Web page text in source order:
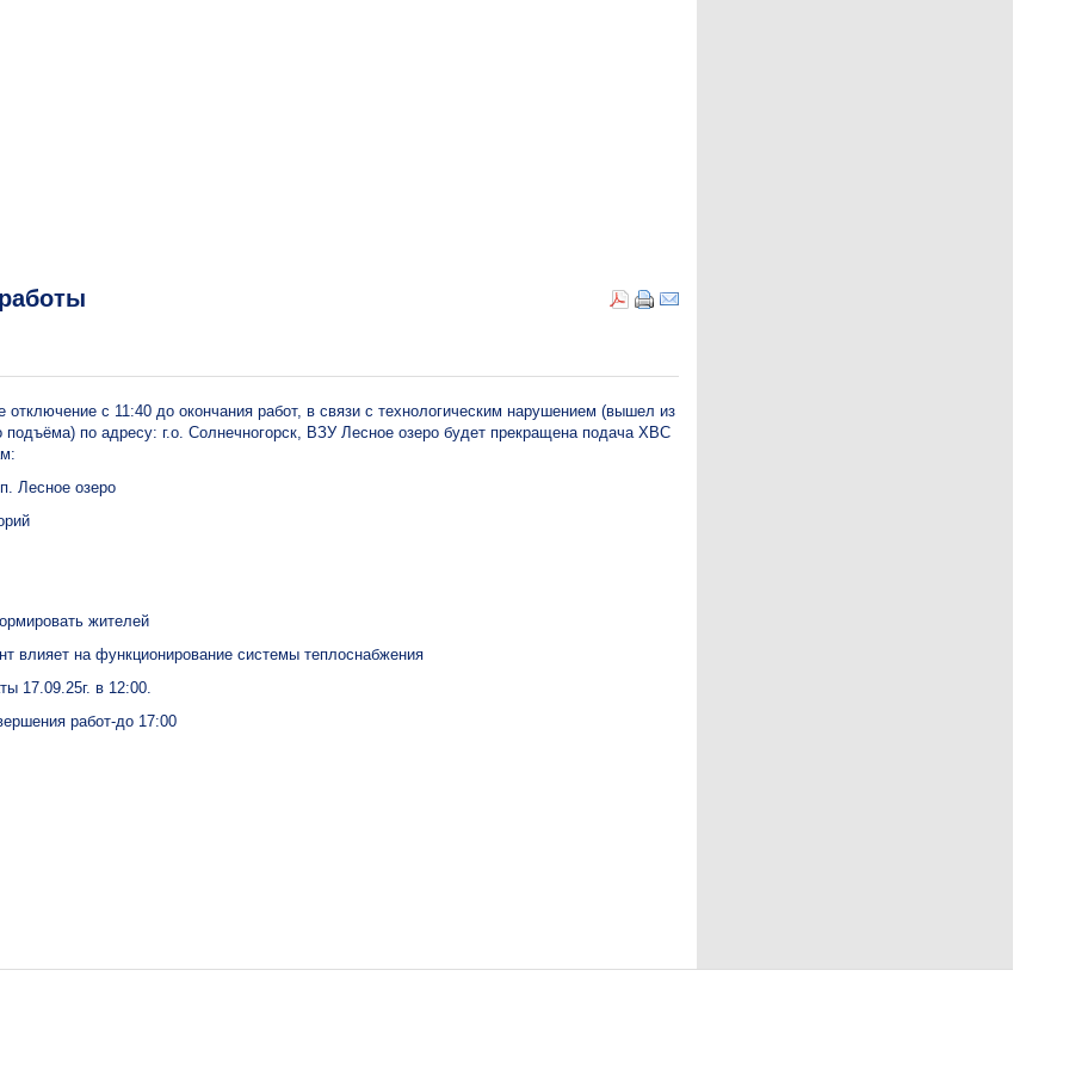
отключение с 11:40 до окончания работ, в связи с технологическим нарушением (вышел из
подъёма) по адресу: г.о. Солнечногорск, ВЗУ Лесное озеро будет прекращена подача ХВС
Лесное озеро
Санаторий
жителей
влияет на функционирование системы теплоснабжения
17.09.25г. в 12:00.
работ-до 17:00